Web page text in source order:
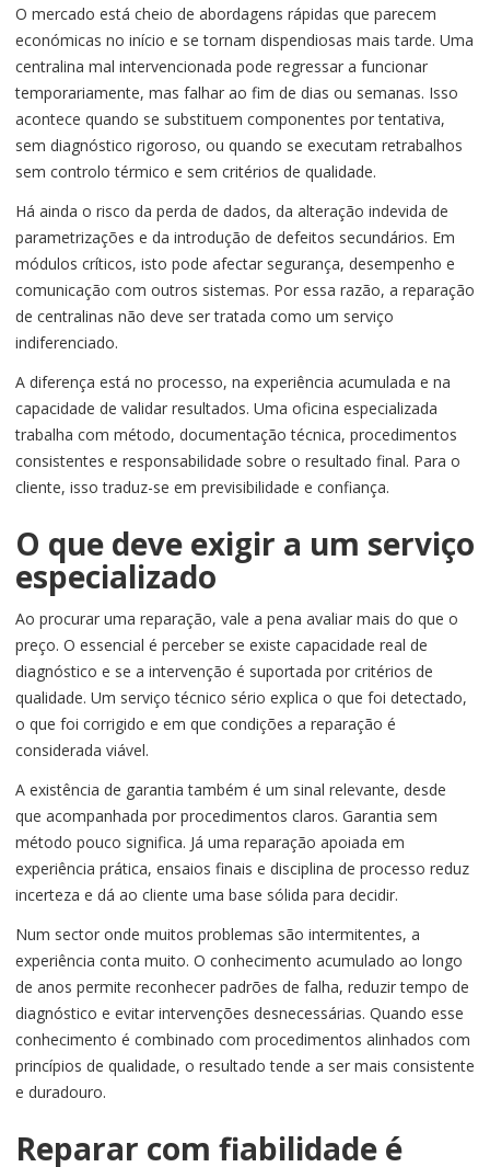
O mercado está cheio de abordagens rápidas que parecem
económicas no início e se tornam dispendiosas mais tarde. Uma
centralina mal intervencionada pode regressar a funcionar
temporariamente, mas falhar ao fim de dias ou semanas. Isso
acontece quando se substituem componentes por tentativa,
sem diagnóstico rigoroso, ou quando se executam retrabalhos
sem controlo térmico e sem critérios de qualidade.
Há ainda o risco da perda de dados, da alteração indevida de
parametrizações e da introdução de defeitos secundários. Em
módulos críticos, isto pode afectar segurança, desempenho e
comunicação com outros sistemas. Por essa razão, a reparação
de centralinas não deve ser tratada como um serviço
indiferenciado.
A diferença está no processo, na experiência acumulada e na
capacidade de validar resultados. Uma oficina especializada
trabalha com método, documentação técnica, procedimentos
consistentes e responsabilidade sobre o resultado final. Para o
cliente, isso traduz-se em previsibilidade e confiança.
O que deve exigir a um serviço
especializado
Ao procurar uma reparação, vale a pena avaliar mais do que o
preço. O essencial é perceber se existe capacidade real de
diagnóstico e se a intervenção é suportada por critérios de
qualidade. Um serviço técnico sério explica o que foi detectado,
o que foi corrigido e em que condições a reparação é
considerada viável.
A existência de garantia também é um sinal relevante, desde
que acompanhada por procedimentos claros. Garantia sem
método pouco significa. Já uma reparação apoiada em
experiência prática, ensaios finais e disciplina de processo reduz
incerteza e dá ao cliente uma base sólida para decidir.
Num sector onde muitos problemas são intermitentes, a
experiência conta muito. O conhecimento acumulado ao longo
de anos permite reconhecer padrões de falha, reduzir tempo de
diagnóstico e evitar intervenções desnecessárias. Quando esse
conhecimento é combinado com procedimentos alinhados com
princípios de qualidade, o resultado tende a ser mais consistente
e duradouro.
Reparar com fiabilidade é